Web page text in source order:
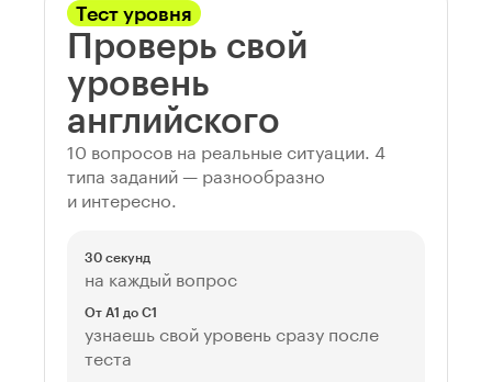
Тест уровня
Проверь свой
уровень
английского
10 вопросов на реальные ситуации. 4
типа заданий — разнообразно
и интересно.
30 секунд
на каждый вопрос
От A1 до C1
узнаешь свой уровень сразу после
теста